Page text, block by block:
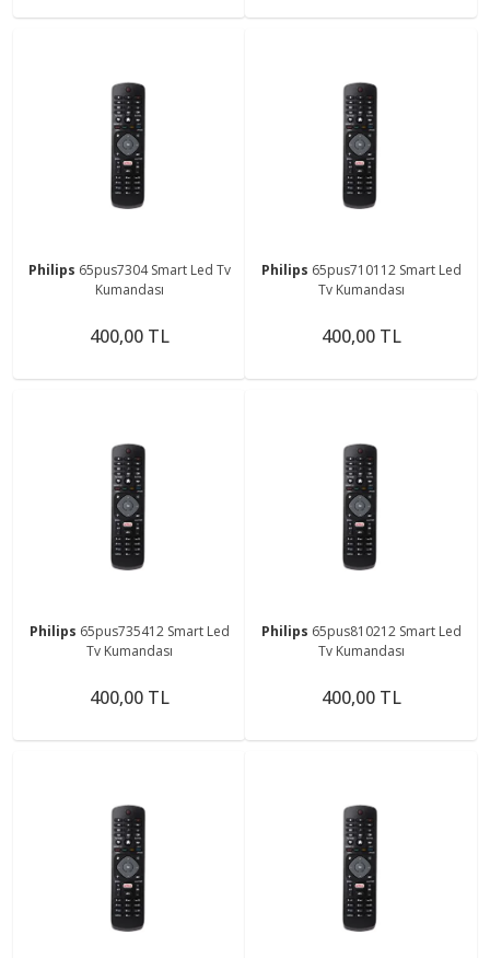
Philips 65pus7304 Smart Led Tv
Kumandası
400,00 TL
Philips 65pus710112 Smart Led
Tv Kumandası
400,00 TL
Philips 65pus735412 Smart Led
Tv Kumandası
400,00 TL
Philips 65pus810212 Smart Led
Tv Kumandası
400,00 TL